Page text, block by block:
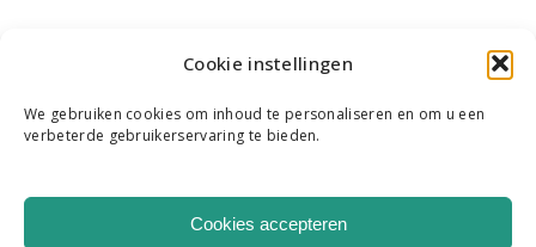
Cookie instellingen
We gebruiken cookies om inhoud te personaliseren en om u een
verbeterde gebruikerservaring te bieden.
Cookies accepteren
WIE WE ZIJN ONS TEAM